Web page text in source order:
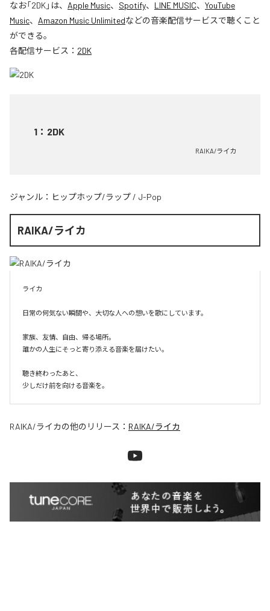
なお「2DK」は、 Apple Music、 Spotify、 LINE MUSIC、 YouTube
Music、 Amazon Music Unlimitedなどの音楽配信サービスで聴くこと
ができる。
各配信サービス： 2DK
1 ： 2DK
RAIKA/ライカ
ジャンル： ヒップホップ/ラップ / J-Pop
RAIKA/ライカ
ライカ
日常の何気ない瞬間や、大切な人への想いを歌にしています。
家族、友情、自由、帰る場所。
誰かの人生にそっと寄り添える音楽を届けたい。
聴き終わったあと、
少しだけ前を向ける音楽を。
RAIKA/ライカの他のリリース： RAIKA/ライカ